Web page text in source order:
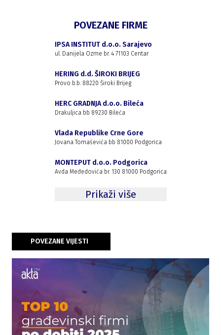
POVEZANE FIRME
IPSA INSTITUT d.o.o. Sarajevo
ul. Danijela Ozme br. 4 71103 Centar
HERING d.d. ŠIROKI BRIJEG
Provo b.b. 88220 Široki Brijeg
HERC GRADNJA d.o.o. Bileća
Drakuljica bb 89230 Bileća
Vlada Republike Crne Gore
Jovana Tomaševića bb 81000 Podgorica
MONTEPUT d.o.o. Podgorica
Avda Međedovića br. 130 81000 Podgorica
Prikaži više
POVEZANE VIJESTI